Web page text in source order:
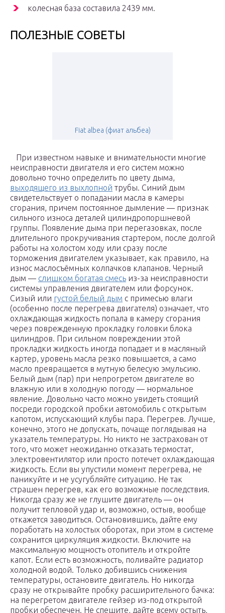
колесная база составила 2439 мм.
ПОЛЕЗНЫЕ СОВЕТЫ
Fiat albea (фиат альбеа)
При известном навыке и внимательности многие
неисправности двигателя и его систем можно
довольно точно определить по цвету дыма,
выходящего из выхлопной трубы. Синий дым
свидетельствует о попадании масла в камеры
сгорания, причем постоянное дымление — признак
сильного износа деталей цилиндропоршневой
группы. Появление дыма при перегазовках, после
длительного прокручивания стартером, после долгой
работы на холостом ходу или сразу после
торможения двигателем указывает, как правило, на
износ маслосъёмных колпачков клапанов. Черный
дым — слишком богатая смесь из-за неисправности
системы управления двигателем или форсунок.
Сизый или густой белый дым с примесью влаги
(особенно после перегрева двигателя) означает, что
охлаждающая жидкость попала в камеру сгорания
через поврежденную прокладку головки блока
цилиндров. При сильном повреждении этой
прокладки жидкость иногда попадает и в масляный
картер, уровень масла резко повышается, а само
масло превращается в мутную белесую эмульсию.
Белый дым (пар) при непрогретом двигателе во
влажную или в холодную погоду — нормальное
явление. Довольно часто можно увидеть стоящий
посреди городской пробки автомобиль с открытым
капотом, испускающий клубы пара. Перегрев. Лучше,
конечно, этого не допускать, почаще поглядывая на
указатель температуры. Но никто не застрахован от
того, что может неожиданно отказать термостат,
электровентилятор или просто потечет охлаждающая
жидкость. Если вы упустили момент перегрева, не
паникуйте и не усугубляйте ситуацию. Не так
страшен перегрев, как его возможные последствия.
Никогда сразу же не глушите двигатель — он
получит тепловой удар и, возможно, остыв, вообще
откажется заводиться. Остановившись, дайте ему
поработать на холостых оборотах, при этом в системе
сохранится циркуляция жидкости. Включите на
максимальную мощность отопитель и откройте
капот. Если есть возможность, поливайте радиатор
холодной водой. Только добившись снижения
температуры, остановите двигатель. Но никогда
сразу не открывайте пробку расширительного бачка:
на перегретом двигателе гейзер из-под открытой
пробки обеспечен. Не спешите, дайте всему остыть,